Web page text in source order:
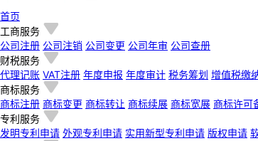
首页
工商服务
公司注册 公司注销 公司变更 公司年审 公司查册
财税服务
代理记账 VAT注册 年度申报 年度审计 税务筹划 增值税缴
商标服务
商标注册 商标变更 商标转让 商标续展 商标宽展 商标许可
专利服务
发明专利申请 外观专利申请 实用新型专利申请 版权申请